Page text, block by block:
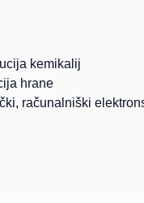
kemikalij
hrane
računalniški